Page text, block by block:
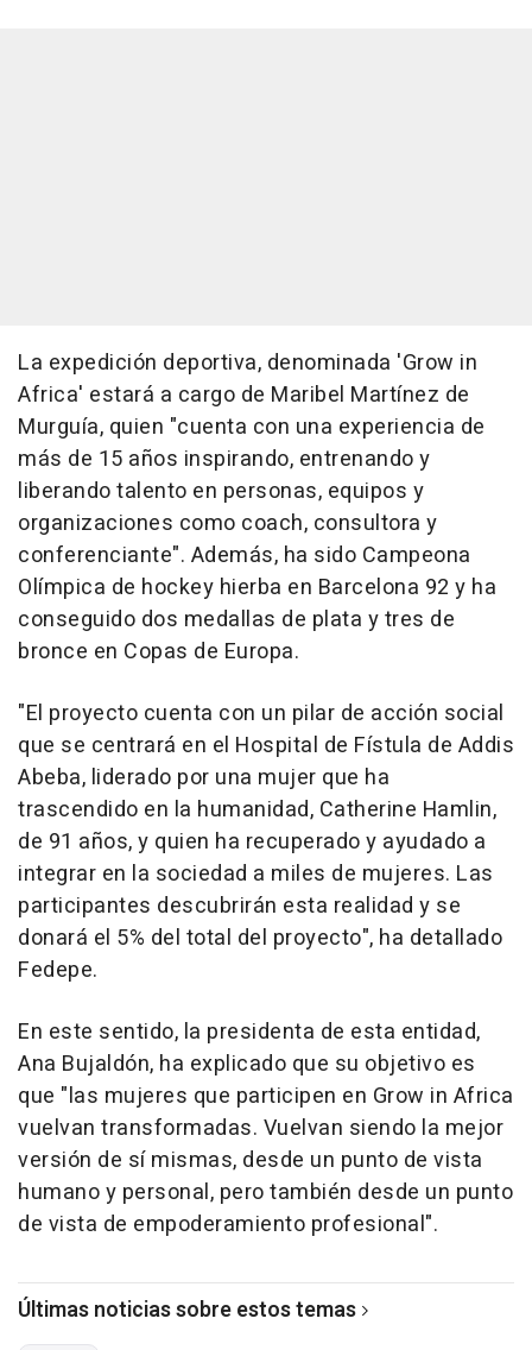
La expedición deportiva, denominada 'Grow in
Africa' estará a cargo de Maribel Martínez de
Murguía, quien "cuenta con una experiencia de
más de 15 años inspirando, entrenando y
liberando talento en personas, equipos y
organizaciones como coach, consultora y
conferenciante". Además, ha sido Campeona
Olímpica de hockey hierba en Barcelona 92 y ha
conseguido dos medallas de plata y tres de
bronce en Copas de Europa.
"El proyecto cuenta con un pilar de acción social
que se centrará en el Hospital de Fístula de Addis
Abeba, liderado por una mujer que ha
trascendido en la humanidad, Catherine Hamlin,
de 91 años, y quien ha recuperado y ayudado a
integrar en la sociedad a miles de mujeres. Las
participantes descubrirán esta realidad y se
donará el 5% del total del proyecto", ha detallado
Fedepe.
En este sentido, la presidenta de esta entidad,
Ana Bujaldón, ha explicado que su objetivo es
que "las mujeres que participen en Grow in Africa
vuelvan transformadas. Vuelvan siendo la mejor
versión de sí mismas, desde un punto de vista
humano y personal, pero también desde un punto
de vista de empoderamiento profesional".
Últimas noticias sobre estos temas